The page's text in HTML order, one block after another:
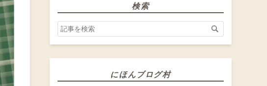
検索
にほんブログ村